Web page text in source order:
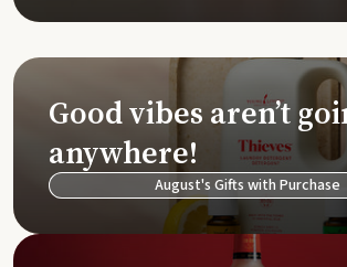
Good vibes aren’t
anywhere!
August's Gifts with Purchase